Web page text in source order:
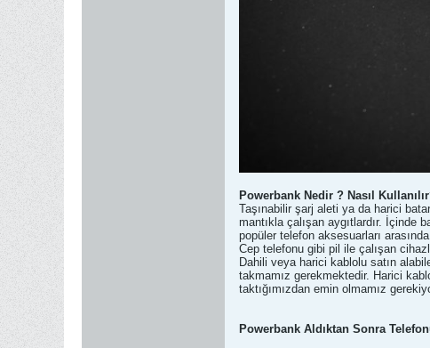
Powerbank Nedir ? Nasıl
Taşınabilir şarj aleti ya da harici
mantıkla çalışan aygıtlardır. İçinde
popüler telefon aksesuarları arasında
Cep telefonu gibi pil ile çalışan
Dahili veya harici kablolu satın
takmamız gerekmektedir. Harici
taktığımızdan emin olmamız
Powerbank Aldıktan Sonra